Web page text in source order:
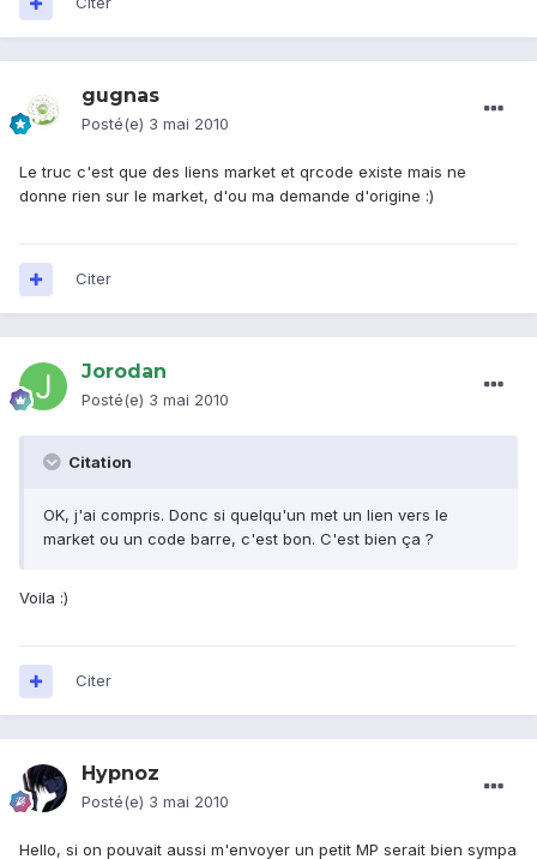
gugnas
Posté(e) 3 mai 2010
Le truc c'est que des liens market et qrcode existe mais ne
donne rien sur le market, d'ou ma demande d'origine :)
Citer
Jorodan
Posté(e) 3 mai 2010
Citation
OK, j'ai compris. Donc si quelqu'un met un lien vers le
market ou un code barre, c'est bon. C'est bien ça ?
Voila :)
Citer
Hypnoz
Posté(e) 3 mai 2010
Hello, si on pouvait aussi m'envoyer un petit MP serait bien sympa